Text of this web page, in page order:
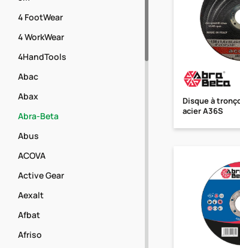
4 FootWear
4 WorkWear
4HandTools
Abac
Abax
Abra-Beta
Abus
ACOVA
Active Gear
Aexalt
Afbat
Afriso
Disque à
acier A36S